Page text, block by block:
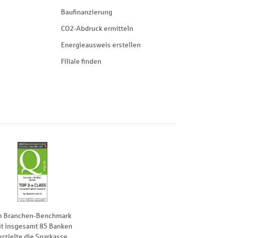
Baufinanzierung
CO2-Abdruck ermitteln
Energieausweis erstellen
Filiale finden
Branchen-Benchmark
insgesamt 85 Banken